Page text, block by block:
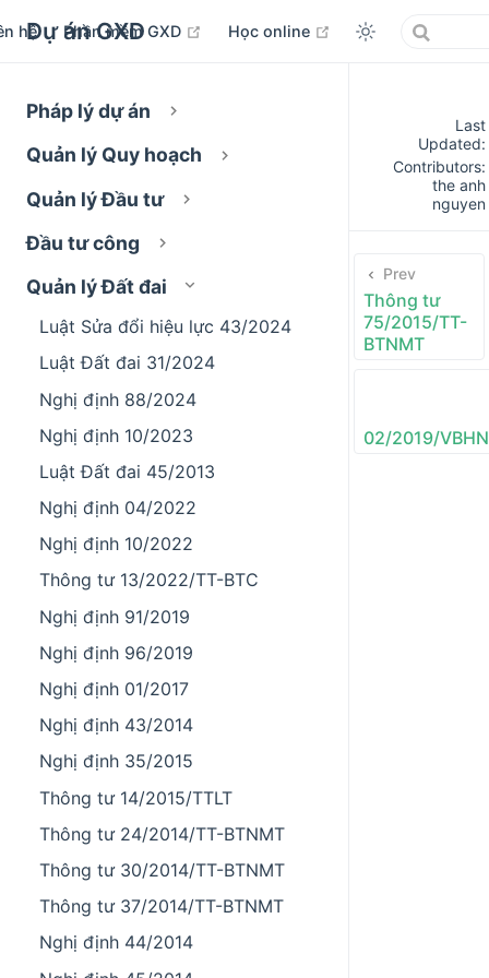
Dự án GXD
hệ Phần mềm GXD open in new window
Học online open in new window
Pháp lý dự án
Quản lý Quy hoạch
Quản lý Đầu tư
Đầu tư công
Quản lý Đất đai
Luật Sửa đổi hiệu lực 43/2024
Luật Đất đai 31/2024
Nghị định 88/2024
Nghị định 10/2023
Luật Đất đai 45/2013
Nghị định 04/2022
Nghị định 10/2022
Thông tư 13/2022/TT-BTC
Nghị định 91/2019
Nghị định 96/2019
Nghị định 01/2017
Nghị định 43/2014
Nghị định 35/2015
Thông tư 14/2015/TTLT
Thông tư 24/2014/TT-BTNMT
Thông tư 30/2014/TT-BTNMT
Thông tư 37/2014/TT-BTNMT
Nghị định 44/2014
Last
Updated:
Contributors:
the anh
nguyen
Prev
Thông tư
75/2015/TT-
BTNMT
02/2019/